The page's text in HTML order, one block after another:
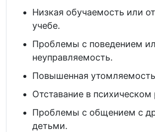
Низкая обучаемость или
учебе.
Проблемы с поведением
неуправляемость.
Повышенная
Отставание в психическом
Проблемы с общением с
детьми.